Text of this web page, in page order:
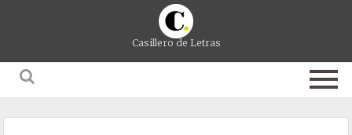
Casillero de Letras